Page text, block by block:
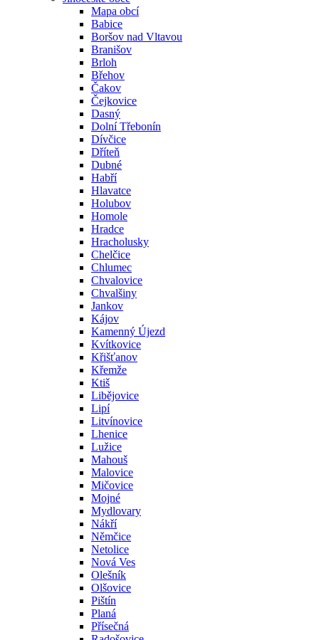
Mapa obcí
Babice
Boršov nad Vltavou
Branišov
Brloh
Břehov
Čakov
Čejkovice
Dasný
Dolní Třebonín
Dívčice
Dříteň
Dubné
Habří
Hlavatce
Holubov
Homole
Hradce
Hracholusky
Chelčice
Chlumec
Chvalovice
Chvalšiny
Jankov
Kájov
Kamenný Újezd
Kvítkovice
Křišťanov
Křemže
Ktiš
Libějovice
Lipí
Litvínovice
Lhenice
Lužice
Mahouš
Malovice
Mičovice
Mojné
Mydlovary
Nákří
Němčice
Netolice
Nová Ves
Olešník
Olšovice
Pištín
Planá
Přísečná